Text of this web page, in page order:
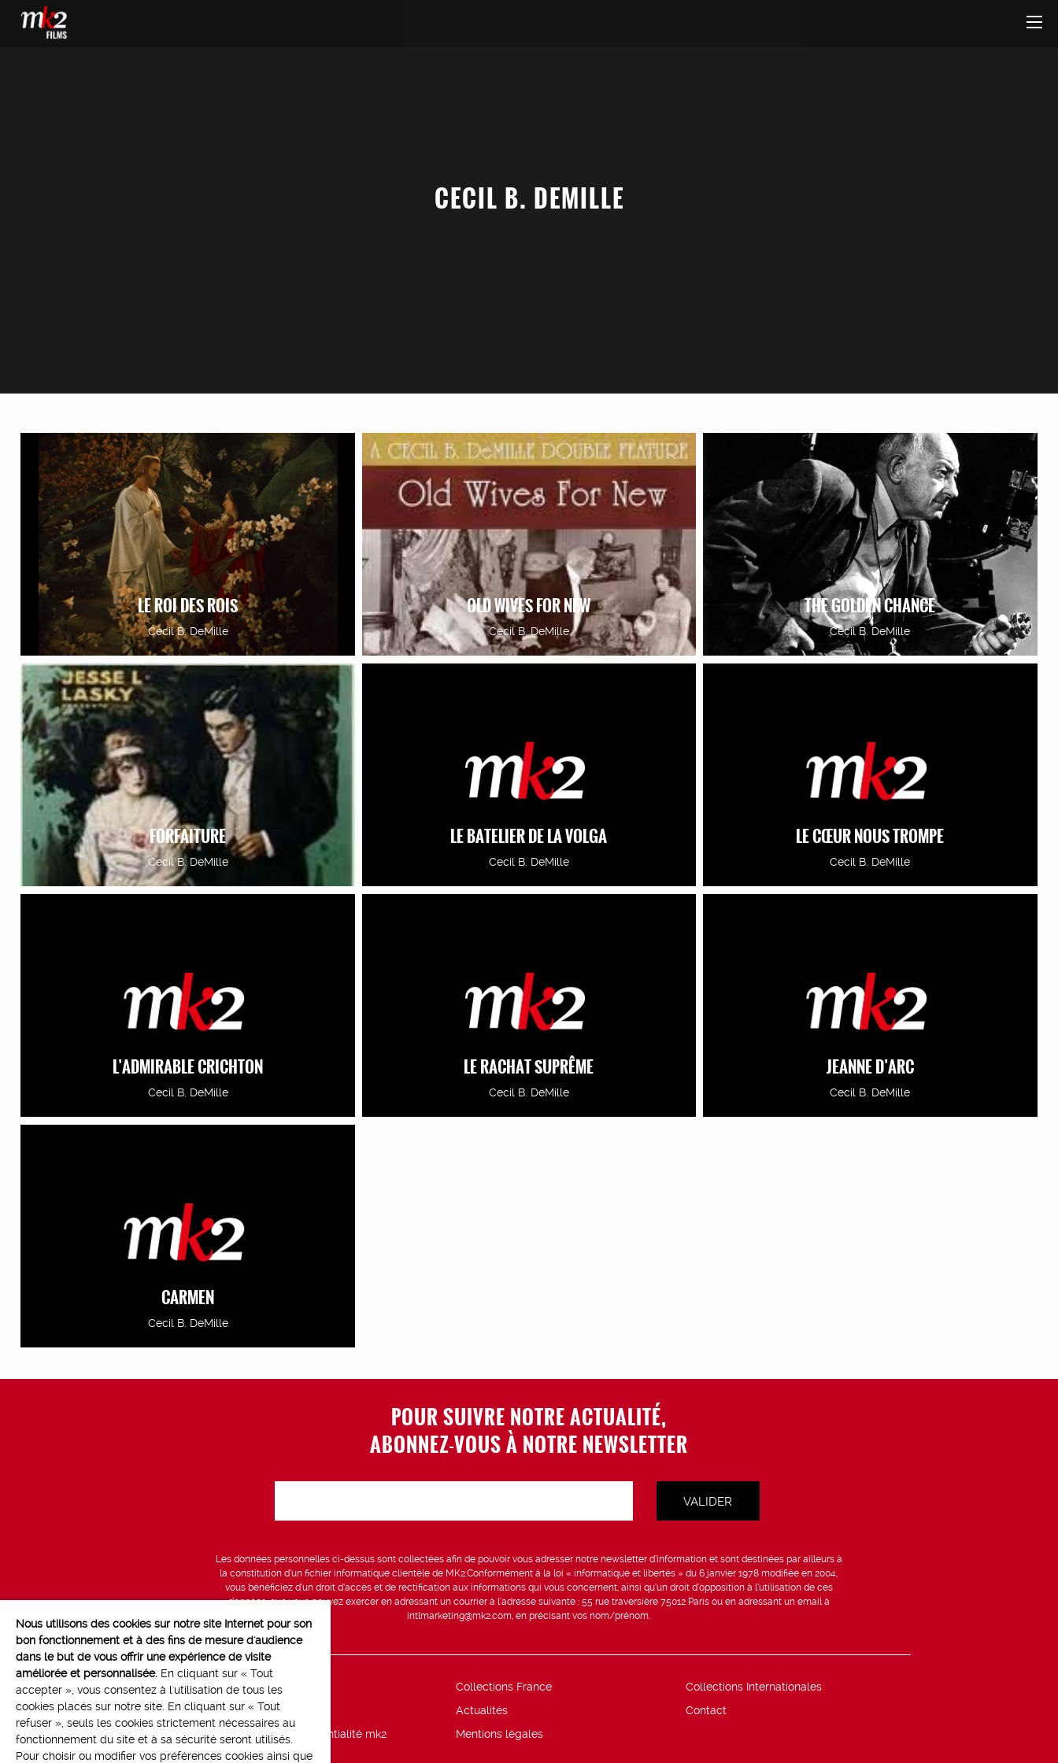
CECIL B. DEMILLE
LE ROI DES ROIS
Cecil B. DeMille
OLD WIVES FOR NEW
Cecil B. DeMille
THE GOLDEN CHANCE
Cecil B. DeMille
FORFAITURE
Cecil B. DeMille
LE BATELIER DE LA VOLGA
Cecil B. DeMille
LE CŒUR NOUS TROMPE
Cecil B. DeMille
L’ADMIRABLE CRICHTON
Cecil B. DeMille
LE RACHAT SUPRÊME
Cecil B. DeMille
JEANNE D’ARC
Cecil B. DeMille
CARMEN
Cecil B. DeMille
POUR SUIVRE NOTRE ACTUALITÉ,
ABONNEZ-VOUS À NOTRE NEWSLETTER
Les données personnelles ci-dessus sont collectées afin de pouvoir vous adresser notre newsletter d’information et sont destinées par ailleurs à
la constitution d’un fichier informatique clientèle de MK2.Conformément à la loi « informatique et libertés » du 6 janvier 1978 modifiée en 2004,
vous bénéficiez d’un droit d’accès et de rectification aux informations qui vous concernent, ainsi qu’un droit d’opposition à l’utilisation de ces
données, que vous pouvez exercer en adressant un courrier à l’adresse suivante : 55 rue traversière 75012 Paris ou en adressant un email à
intlmarketing@mk2.com, en précisant vos nom/prénom.
Line up Collections France
Collections Internationales
Marchés
Actualités
Contact
Politique de confidentialité mk2
Mentions légales
Nous utilisons des cookies sur notre site Internet pour son
bon fonctionnement et à des fins de mesure d'audience
dans le but de vous offrir une expérience de visite
améliorée et personnalisée. En cliquant sur « Tout
accepter », vous consentez à l'utilisation de tous les
cookies placés sur notre site. En cliquant sur « Tout
refuser », seuls les cookies strictement nécessaires au
fonctionnement du site et à sa sécurité seront utilisés.
Pour choisir ou modifier vos préférences cookies ainsi que